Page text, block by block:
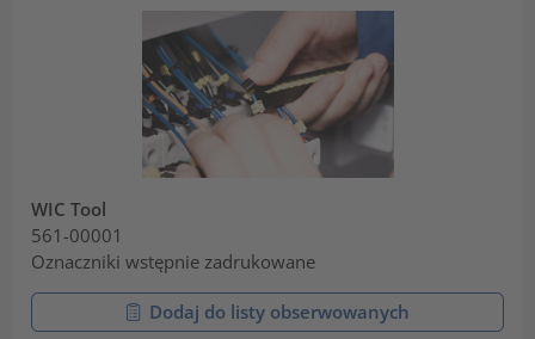
WIC Tool
561-00001
Oznaczniki wstępnie zadrukowane
Dodaj do listy obserwowanych